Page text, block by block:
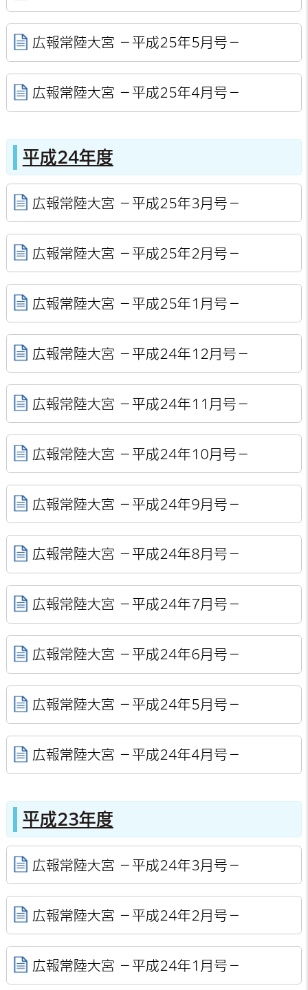
広報常陸大宮 －平成25年5月号－
広報常陸大宮 －平成25年4月号－
平成24年度
広報常陸大宮 －平成25年3月号－
広報常陸大宮 －平成25年2月号－
広報常陸大宮 －平成25年1月号－
広報常陸大宮 －平成24年12月号－
広報常陸大宮 －平成24年11月号－
広報常陸大宮 －平成24年10月号－
広報常陸大宮 －平成24年9月号－
広報常陸大宮 －平成24年8月号－
広報常陸大宮 －平成24年7月号－
広報常陸大宮 －平成24年6月号－
広報常陸大宮 －平成24年5月号－
広報常陸大宮 －平成24年4月号－
平成23年度
広報常陸大宮 －平成24年3月号－
広報常陸大宮 －平成24年2月号－
広報常陸大宮 －平成24年1月号－